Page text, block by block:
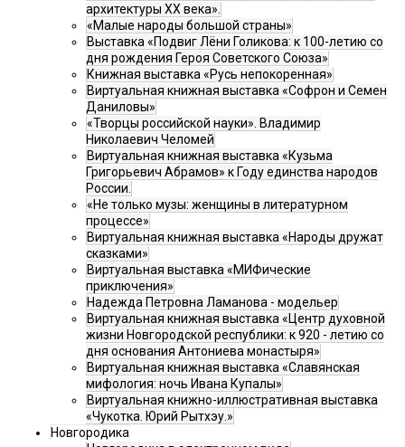
архитектуры XX века».
«Малые народы большой страны»
Выставка «Подвиг Лёни Голикова: к 100-летию со
дня рождения Героя Советского Союза»
Книжная выставка «Русь непокоренная»
Виртуальная книжная выставка «Софрон и Семен
Даниловы»
«Творцы российской науки». Владимир
Николаевич Челомей
Виртуальная книжная выставка «Кузьма
Григорьевич Абрамов» к Году единства народов
России.
«Не только музы: женщины в литературном
процессе»
Виртуальная книжная выставка «Народы дружат
сказками»
Виртуальная выставка «МИФические
приключения»
Надежда Петровна Ламанова - модельер
Виртуальная книжная выставка «Центр духовной
жизни Новгородской республики: к 920 - летию со
дня основания Антониева монастыря»
Виртуальная книжная выставка «Славянская
мифология: ночь Ивана Купалы»
Виртуальная книжно-иллюстративная выставка
«Чукотка. Юрий Рытхэу.»
Новгородика